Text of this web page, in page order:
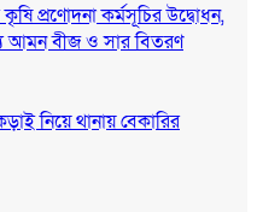
প্রণোদনা কর্মসূচির উদ্বোধন,
আমন বীজ ও সার বিতরণ
নিয়ে থানায় বেকারির